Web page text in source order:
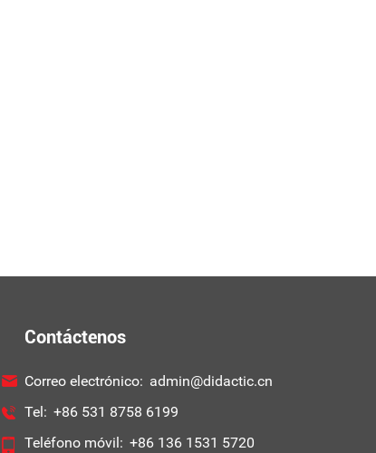
Contáctenos
Correo electrónico: admin@didactic.cn
Tel: +86 531 8758 6199
Teléfono móvil: +86 136 1531 5720